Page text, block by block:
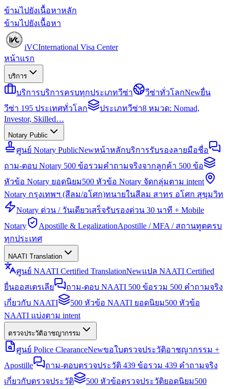
ข้ามไปยังเนื้อหาหลัก
ข้ามไปยังเนื้อหา
iVCInternational Visa Center
หน้าแรก
บริการ
บริการบริการครบทุกประเภทวีซ่า วีซ่าทั่วโลกNewยื่น
วีซ่า 195 ประเทศทั่วโลก
ประเภทวีซ่า8 หมวด: Nomad,
Investor, Skilled…
Notary Public
ศูนย์ Notary PublicNewหน้าหลักบริการรับรองลายมือชื่อ
ถาม-ตอบ Notary 500 ข้อรวมคำถามจริงจากลูกค้า 500 ข้อ
หัวข้อ Notary ยอดนิยม500 หัวข้อ Notary จัดกลุ่มตาม intent
Notary กรุงเทพฯ (สีลม/อโศก)ทนายในสีลม สาทร อโศก สุขุมวิท
Notary ด่วน / วันเดียวเสร็จรับรองด่วน 30 นาที + Mobile
Notary
Apostille & LegalizationApostille / MFA / สถานทูตครบ
ทุกประเทศ
NAATI Translation
ศูนย์ NAATI Certified TranslationNewแปล NAATI Certified
ยื่นออสเตรเลีย
ถาม-ตอบ NAATI 500 ข้อรวม 500 คำถามจริง
เกี่ยวกับ NAATI
500 หัวข้อ NAATI ยอดนิยม500 หัวข้อ
NAATI แบ่งตาม intent
ตรวจประวัติอาชญากรรม
ศูนย์ Police ClearanceNewขอใบตรวจประวัติอาชญากรรม +
Apostille
ถาม-ตอบตรวจประวัติ 439 ข้อรวม 439 คำถามจริง
เกี่ยวกับตรวจประวัติ
500 หัวข้อตรวจประวัติยอดนิยม500